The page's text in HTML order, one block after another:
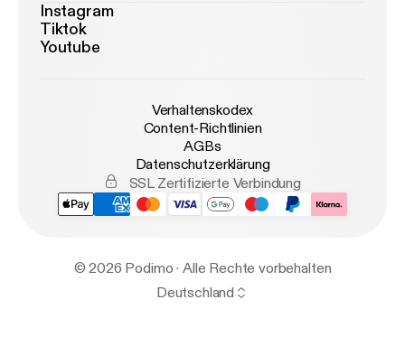
Instagram
Tiktok
Youtube
Verhaltenskodex
Content-Richtlinien
AGBs
Datenschutzerklärung
SSL Zertifizierte Verbindung
© 2026 Podimo · Alle Rechte vorbehalten
Deutschland